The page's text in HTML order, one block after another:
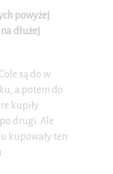
powyżej
dłużej
są do w
a potem do
kupiły
drugi. Ale
kupowały ten